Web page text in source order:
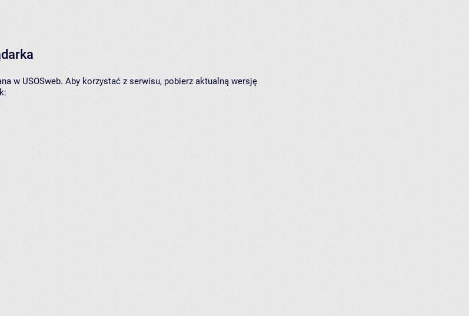
w USOSweb. Aby korzystać z serwisu, pobierz aktualną wersję